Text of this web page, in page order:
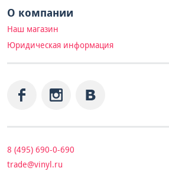
О компании
Наш магазин
Юридическая информация
8 (495) 690-0-690
trade@vinyl.ru